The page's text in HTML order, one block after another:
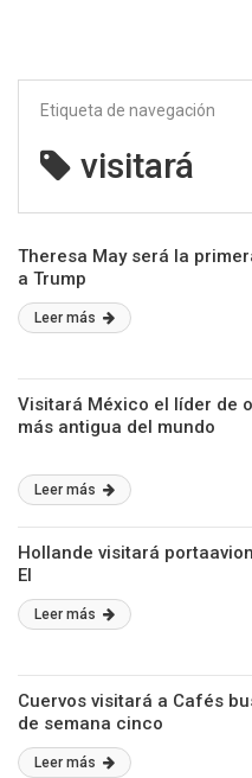
Etiqueta de navegación
visitará
Theresa May será la
a Trump
Leer más
Visitará México el líder de
más antigua del mundo
Leer más
Hollande visitará
EI
Leer más
Cuervos visitará a Cafés
de semana cinco
Leer más